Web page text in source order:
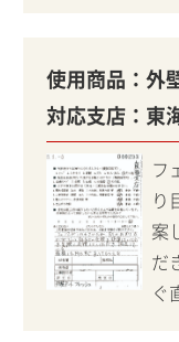
使用商品：外
対応支店：東
フ
り
案
だ
ぐ